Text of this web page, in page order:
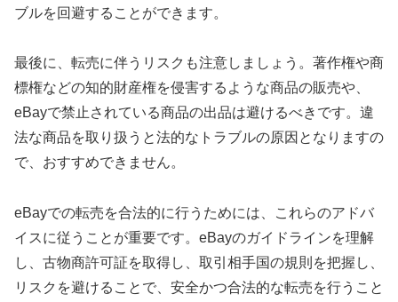
ブルを回避することができます。
最後に、転売に伴うリスクも注意しましょう。著作権や商
標権などの知的財産権を侵害するような商品の販売や、
eBayで禁止されている商品の出品は避けるべきです。違
法な商品を取り扱うと法的なトラブルの原因となりますの
で、おすすめできません。
eBayでの転売を合法的に行うためには、これらのアドバ
イスに従うことが重要です。eBayのガイドラインを理解
し、古物商許可証を取得し、取引相手国の規則を把握し、
リスクを避けることで、安全かつ合法的な転売を行うこと